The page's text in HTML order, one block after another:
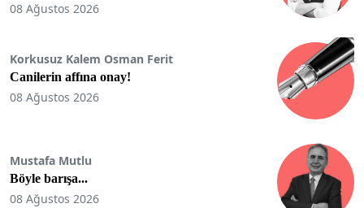
08 Ağustos 2026
Korkusuz Kalem Osman Ferit
Canilerin affına onay!
08 Ağustos 2026
Mustafa Mutlu
Böyle barışa...
08 Ağustos 2026